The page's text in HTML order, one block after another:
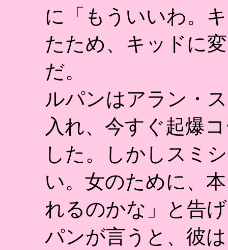
に「もういいわ。
たため、キッドに
だ。
ルパンはアラン・
入れ、今すぐ起爆
した。しかしスミ
い。女のために、
れるのかな」と告
パンが言うと、彼